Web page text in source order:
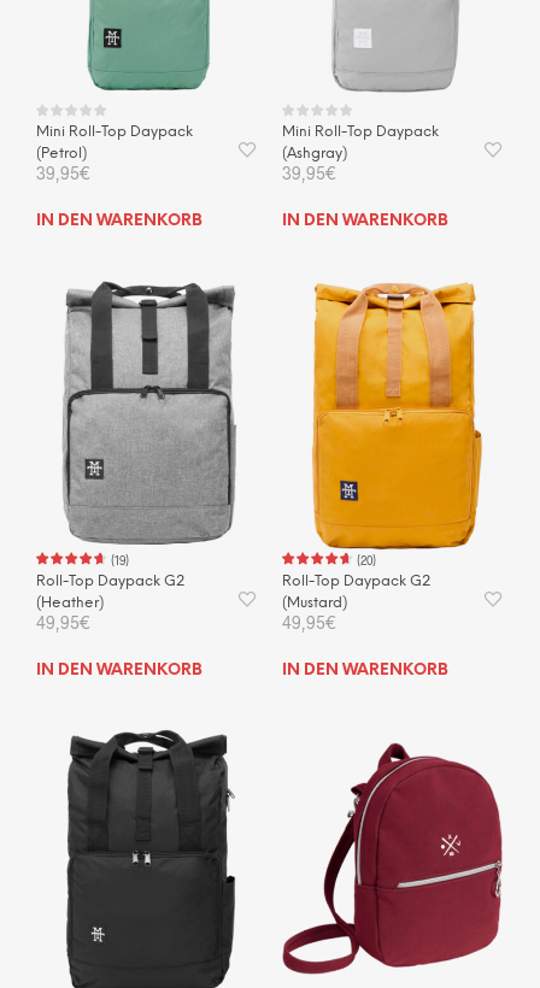
Mini Roll-Top Daypack
(Petrol)
39,95€
IN DEN WARENKORB
Mini Roll-Top Daypack
(Ashgray)
39,95€
IN DEN WARENKORB
(19)
Roll-Top Daypack G2
(Heather)
49,95€
IN DEN WARENKORB
(20)
Roll-Top Daypack G2
(Mustard)
49,95€
IN DEN WARENKORB